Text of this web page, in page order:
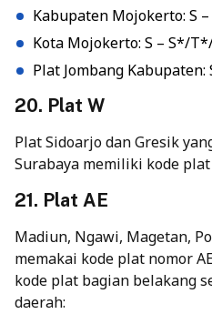
Kabupaten Mojokerto: S
Kota Mojokerto: S – S*/
Plat Jombang
20. Plat W
Plat Sidoarjo dan Gresik
Surabaya memiliki kode plat
21. Plat AE
Madiun, Ngawi, Magetan,
memakai kode plat nomor
kode plat bagian belakang
daerah: